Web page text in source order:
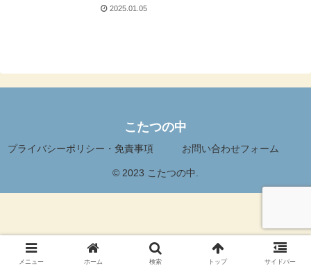
2025.01.05
こたつの中
プライバシーポリシー・免責事項 お問い合わせフォーム
© 2023 こたつの中.
メニュー ホーム 検索 トップ サイドバー